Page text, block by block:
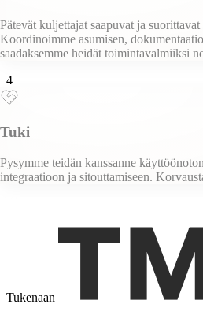
Pätevät kuljettajat saapuvat ja
Koordinoimme asumisen,
saadaksemme heidät toimintavalmiiksi
4
Tuki
Pysymme teidän kanssanne
integraatioon ja sitouttamiseen.
Tukenaan